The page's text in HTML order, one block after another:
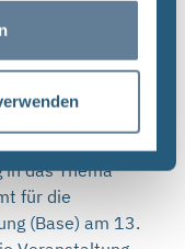
sich in
Vielzahl von
Zwei
Dialog
in das Thema
für die
(Base) am 13.